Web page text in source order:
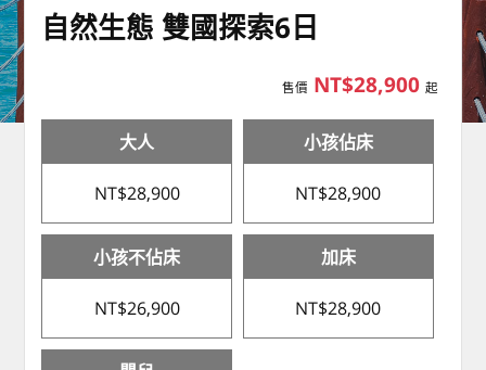
自然生態 雙國探索6日
售價 NT$28,900 起
大人
NT$28,900
小孩佔床
NT$28,900
小孩不佔床
NT$26,900
加床
NT$28,900